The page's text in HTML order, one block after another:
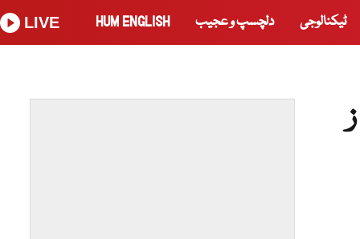
ٹیکنالوجی دلچسپ و عجیب HUM ENGLISH
LIVE